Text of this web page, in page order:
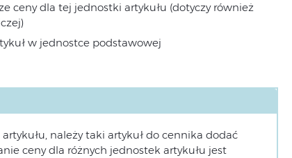
ceny dla tej jednostki artykułu (dotyczy również
w jednostce podstawowej
należy taki artykuł do cennika dodać
ceny dla różnych jednostek artykułu jest